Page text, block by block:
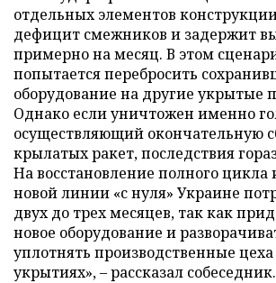
отдельных элементов
дефицит смежников и задержит
примерно на месяц. В этом
попытается перебросить
оборудование на другие укрытые
Однако если уничтожен именно
осуществляющий окончательную
крылатых ракет, последствия
На восстановление полного цикла
новой линии «с нуля» Украине
двух до трех месяцев, так как
новое оборудование и
уплотнять производственные
укрытиях», – рассказал собеседник.